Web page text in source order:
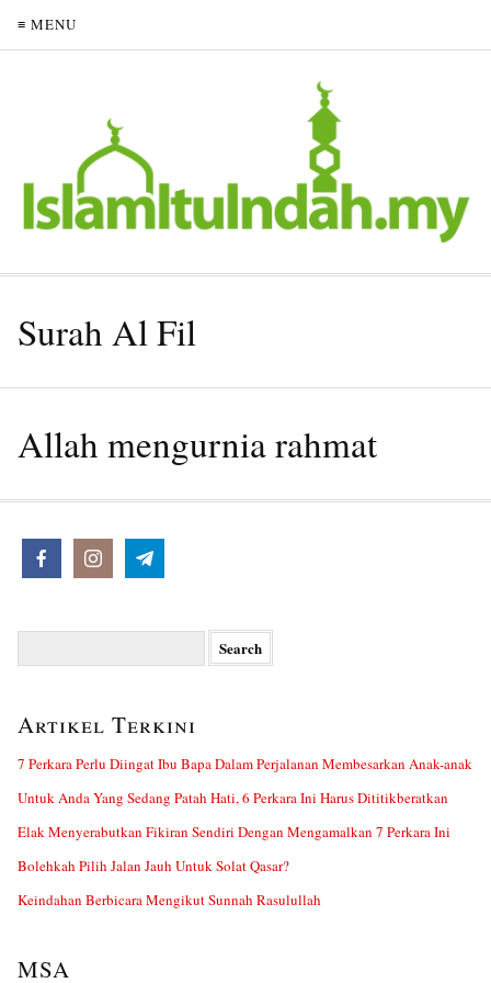
≡ MENU
Surah Al Fil
Allah mengurnia rahmat
Artikel Terkini
7 Perkara Perlu Diingat Ibu Bapa Dalam Perjalanan Membesarkan Anak-anak
Untuk Anda Yang Sedang Patah Hati, 6 Perkara Ini Harus Dititikberatkan
Elak Menyerabutkan Fikiran Sendiri Dengan Mengamalkan 7 Perkara Ini
Bolehkah Pilih Jalan Jauh Untuk Solat Qasar?
Keindahan Berbicara Mengikut Sunnah Rasulullah
MSA